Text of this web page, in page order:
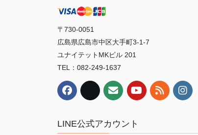
〒730-0051
広島県広島市中区大手町3-1-7
ユナイテットMKビル 201
TEL：082-249-1637
LINE公式アカウント